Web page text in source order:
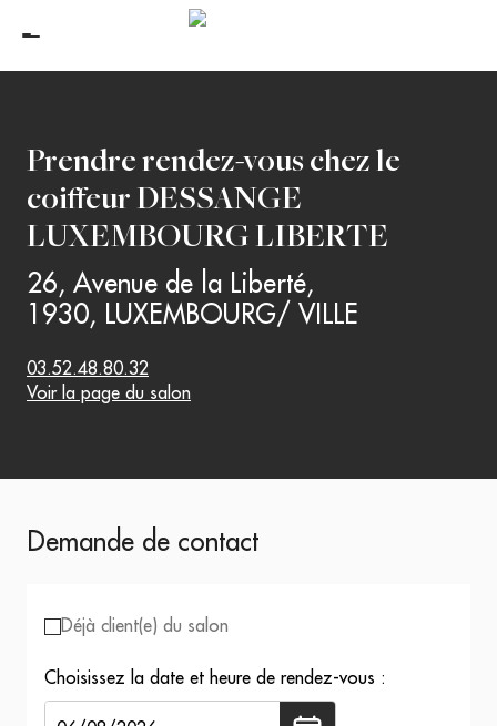
Prendre rendez-vous chez le
coiffeur DESSANGE
LUXEMBOURG LIBERTE
26, Avenue de la Liberté,
1930, LUXEMBOURG/ VILLE
03.52.48.80.32
Voir la page du salon
Demande de contact
Déjà client(e) du salon
Choisissez la date et heure de rendez-vous :